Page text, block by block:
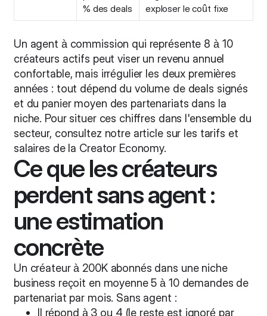
% des deals
exploser le coût fixe
Un agent à commission qui représente 8 à 10
créateurs actifs peut viser un revenu annuel
confortable, mais irrégulier les deux premières
années : tout dépend du volume de deals signés
et du panier moyen des partenariats dans la
niche. Pour situer ces chiffres dans l'ensemble du
secteur, consultez notre article sur les tarifs et
salaires de la Creator Economy.
Ce que les créateurs
perdent sans agent :
une estimation
concrète
Un créateur à 200K abonnés dans une niche
business reçoit en moyenne 5 à 10 demandes de
partenariat par mois. Sans agent :
Il répond à 3 ou 4 (le reste est ignoré par